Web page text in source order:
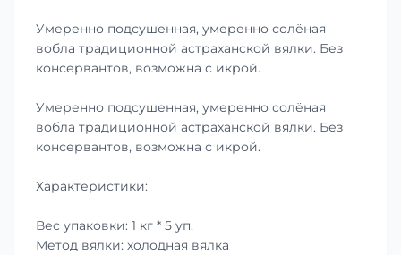
Умеренно подсушенная, умеренно солёная
вобла традиционной астраханской вялки. Без
консервантов, возможна с икрой.
Умеренно подсушенная, умеренно солёная
вобла традиционной астраханской вялки. Без
консервантов, возможна с икрой.
Характеристики:
Вес упаковки: 1 кг * 5 уп.
Метод вялки: холодная вялка